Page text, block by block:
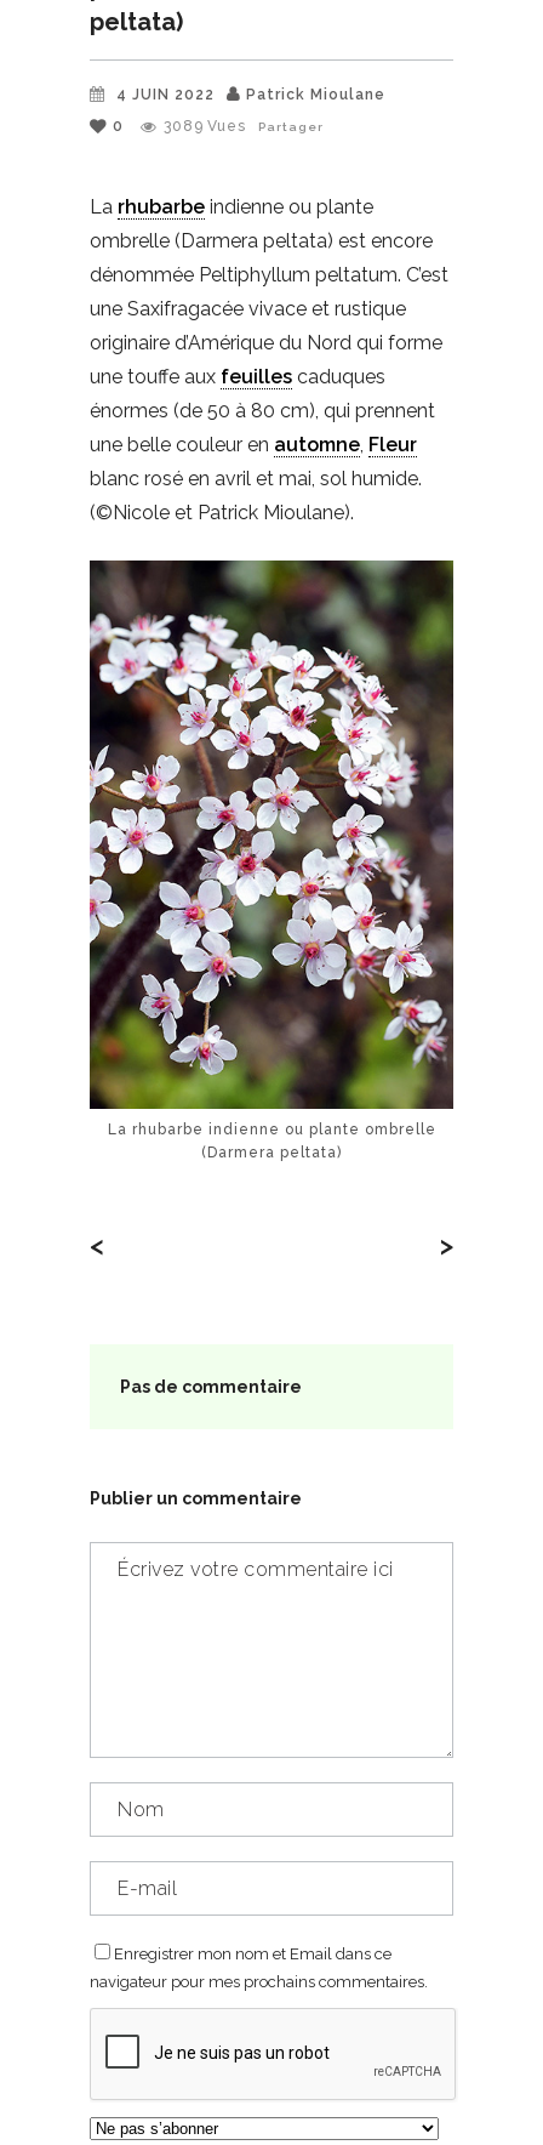
peltata)
4 JUIN 2022
Patrick Mioulane
0
3089 Vues Partager
La rhubarbe indienne ou plante
ombrelle (Darmera peltata) est encore
dénommée Peltiphyllum peltatum. C’est
une Saxifragacée vivace et rustique
originaire d’Amérique du Nord qui forme
une touffe aux feuilles caduques
énormes (de 50 à 80 cm), qui prennent
une belle couleur en automne Fleur
blanc rosé en avril et mai, sol humide.
(©Nicole et Patrick Mioulane).
La rhubarbe indienne ou plante ombrelle
(Darmera peltata)
< >
Pas de commentaire
Publier un commentaire
Enregistrer mon nom et Email dans ce
navigateur pour mes prochains commentaires.